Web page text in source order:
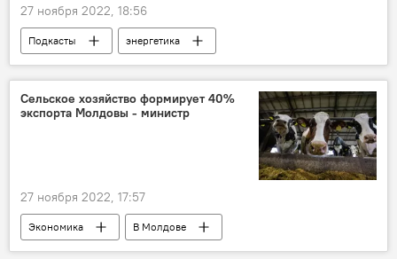
27 ноября 2022, 18:56
Подкасты
энергетика
энергоносители
Молдавия
Сельское хозяйство формирует 40%
экспорта Молдовы - министр
27 ноября 2022, 17:57
Экономика
В Молдове
сельское хозяйство